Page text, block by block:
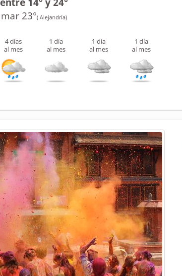
mar 23°( Alejandría)
4 días
al mes
1 día
al mes
1 día
al mes
1 día
al mes